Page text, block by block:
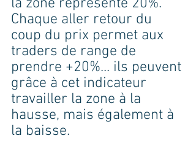
la zone représente 20%.
Chaque aller retour du
coup du prix permet aux
traders de range de
prendre +20%... ils peuvent
grâce à cet indicateur
travailler la zone à la
hausse, mais également à
la baisse.